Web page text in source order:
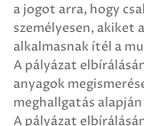
a jogot arra, hogy
személyesen, akiket
alkalmasnak ítél a
A pályázat
anyagok
meghallgatás
A pályázat